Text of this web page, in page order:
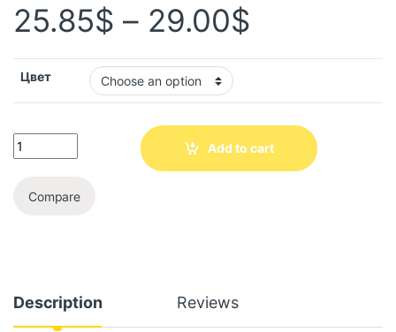
25.85$ – 29.00$
Цвет
Add to cart
Compare
Description Reviews